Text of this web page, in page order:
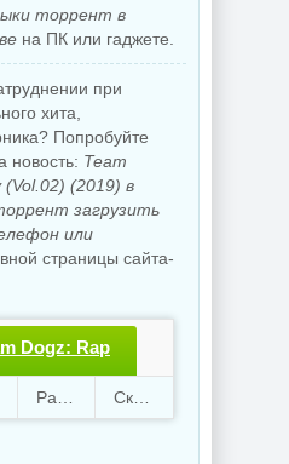
торрент в
на ПК или гаджете.
при
хита,
Попробуйте
новость: Team
(2019) в
загрузить
или
страницы сайта-
Dogz: Rap
81 1.2 Gb